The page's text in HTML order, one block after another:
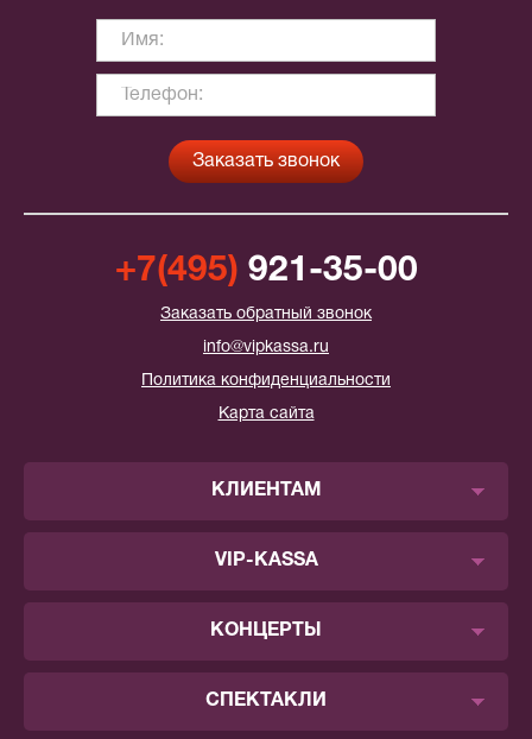
+7(495) 921-35-00
Заказать обратный звонок
info@vipkassa.ru
Политика конфиденциальности
Карта сайта
КЛИЕНТАМ
VIP-KASSA
КОНЦЕРТЫ
СПЕКТАКЛИ